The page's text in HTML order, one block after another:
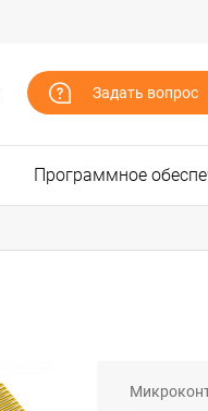
Задать вопрос
Программное